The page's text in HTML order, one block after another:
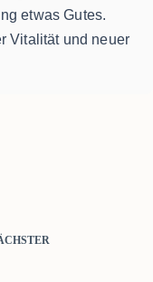
etwas Gutes.
Vitalität und neuer